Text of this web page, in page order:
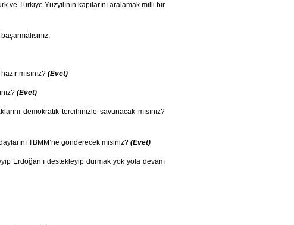
Türkiye Yüzyılının kapılarını aralamak milli bir
mısınız? (Evet)
(Evet)
demokratik tercihinizle savunacak mısınız?
TBMM’ne gönderecek misiniz? (Evet)
Erdoğan’ı destekleyip durmak yok yola devam